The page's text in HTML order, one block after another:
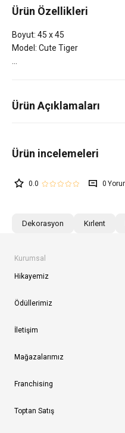
Ürün Özellikleri
Boyut: 45 x 45
Model: Cute Tiger
Ürün Açıklamaları
0.0 0
Dekorasyon Kırlent
Kurumsal
Hikayemiz
Ödüllerimiz
İletişim
Mağazalarımız
Franchising
Toptan Satış